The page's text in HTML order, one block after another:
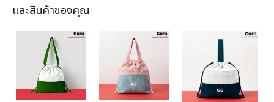
และสินค้าของคุณ